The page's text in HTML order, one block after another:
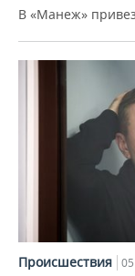
В «Манеж»
Происшествия